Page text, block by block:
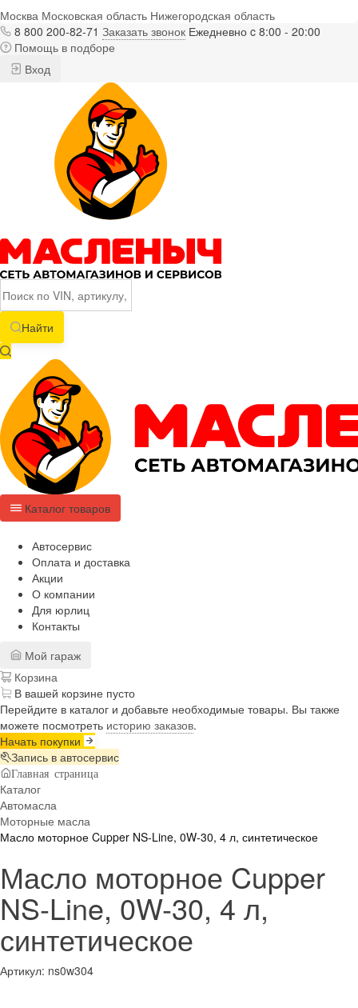
Москва Московская область Нижегородская область
8 800 200-82-71 Заказать звонок Ежедневно c 8:00 - 20:00
Помощь в подборе
Вход
Найти
Каталог товаров
Автосервис
Оплата и доставка
Акции
О компании
Для юрлиц
Контакты
Мой гараж
Корзина
В вашей корзине пусто
Перейдите в каталог и добавьте необходимые товары. Вы также
можете посмотреть историю заказов.
Начать покупки
Запись в автосервис
Главная страница
Каталог
Автомасла
Моторные масла
Масло моторное Cupper NS-Line, 0W-30, 4 л, синтетическое
Масло моторное Cupper
NS-Line, 0W-30, 4 л,
синтетическое
Артикул: ns0w304